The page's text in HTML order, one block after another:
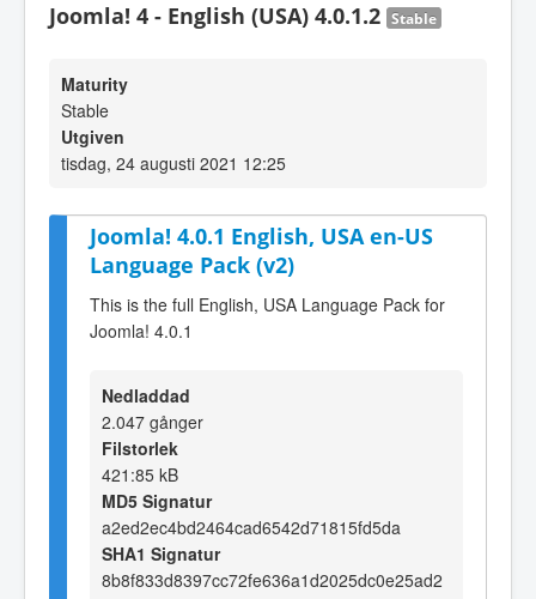
Joomla! 4 - English (USA) 4.0.1.2 Stable
Maturity
Stable
Utgiven
tisdag, 24 augusti 2021 12:25
Joomla! 4.0.1 English, USA en-US
Language Pack (v2)
This is the full English, USA Language Pack for
Joomla! 4.0.1
Nedladdad
2.047 gånger
Filstorlek
421:85 kB
MD5 Signatur
a2ed2ec4bd2464cad6542d71815fd5da
SHA1 Signatur
8b8f833d8397cc72fe636a1d2025dc0e25ad2